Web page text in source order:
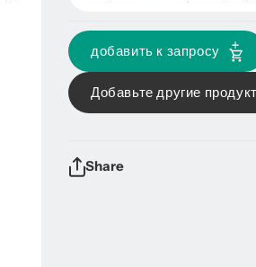
добавить к запросу
Добавьте другие
Share